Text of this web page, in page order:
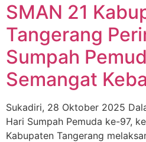
SMAN 21
Tangerang
Sumpah
Semangat
Sukadiri, 28 Oktober 2025
Hari Sumpah Pemuda ke-97,
Kabupaten Tangerang